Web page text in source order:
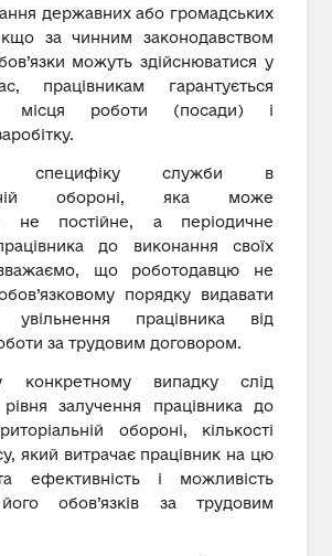
державних або громадських
за чинним законодавством
можуть здійснюватися у
працівникам гарантується
місця роботи (посади) і
специфіку служби в
обороні, яка може
не постійне, а періодичне
до виконання своїх
вважаємо, що роботодавцю не
порядку видавати
працівника від
за трудовим договором.
випадку слід
залучення працівника до
обороні, кількості
який витрачає працівник на цю
ефективність і можливість
обов’язків за трудовим